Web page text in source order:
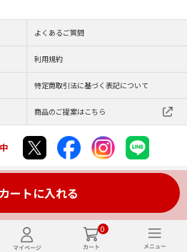
0
カートに入れる
よくあるご質問
利用規約
特定商取引法に基づく表記について
商品のご提案はこちら